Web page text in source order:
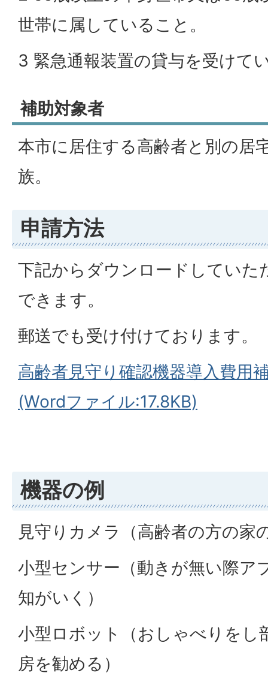
世帯に属していること。
3 緊急通報装置の貸与を受けて
補助対象者
本市に居住する高齢者と別の居
族。
申請方法
下記からダウンロードしていた
できます。
郵送でも受け付けております。
高齢者見守り確認機器導入費用
(Wordファイル:17.8KB)
機器の例
見守りカメラ（高齢者の方の家
小型センサー（動きが無い際ア
知がいく）
小型ロボット（おしゃべりをし
房を勧める）